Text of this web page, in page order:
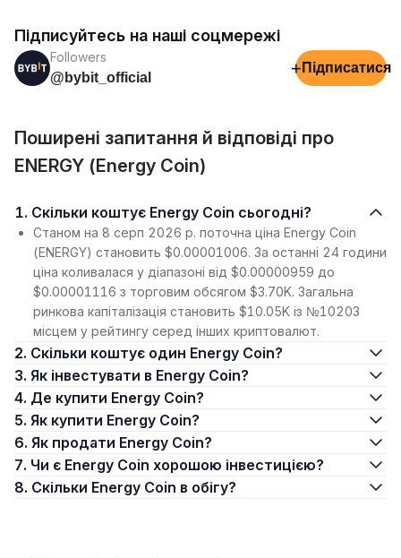
Підписуйтесь на наші соцмережі
Followers
@bybit_official
+ Підписатися
Поширені запитання й відповіді про
ENERGY (Energy Coin)
1. Скільки коштує Energy Coin сьогодні?
Станом на 8 серп 2026 р. поточна ціна Energy Coin
(ENERGY) становить $0.00001006. За останні 24 години
ціна коливалася у діапазоні від $0.00000959 до
$0.00001116 з торговим обсягом $3.70K. Загальна
ринкова капіталізація становить $10.05K із №10203
місцем у рейтингу серед інших криптовалют.
2. Скільки коштує один Energy Coin?
3. Як інвестувати в Energy Coin?
4. Де купити Energy Coin?
5. Як купити Energy Coin?
6. Як продати Energy Coin?
7. Чи є Energy Coin хорошою інвестицією?
8. Скільки Energy Coin в обігу?